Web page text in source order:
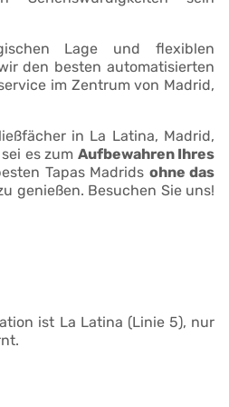
Lage und flexiblen
den besten automatisierten
im Zentrum von Madrid,
in La Latina, Madrid,
es zum Aufbewahren Ihres
Tapas Madrids ohne das
genießen. Besuchen Sie uns!
ist La Latina (Linie 5), nur